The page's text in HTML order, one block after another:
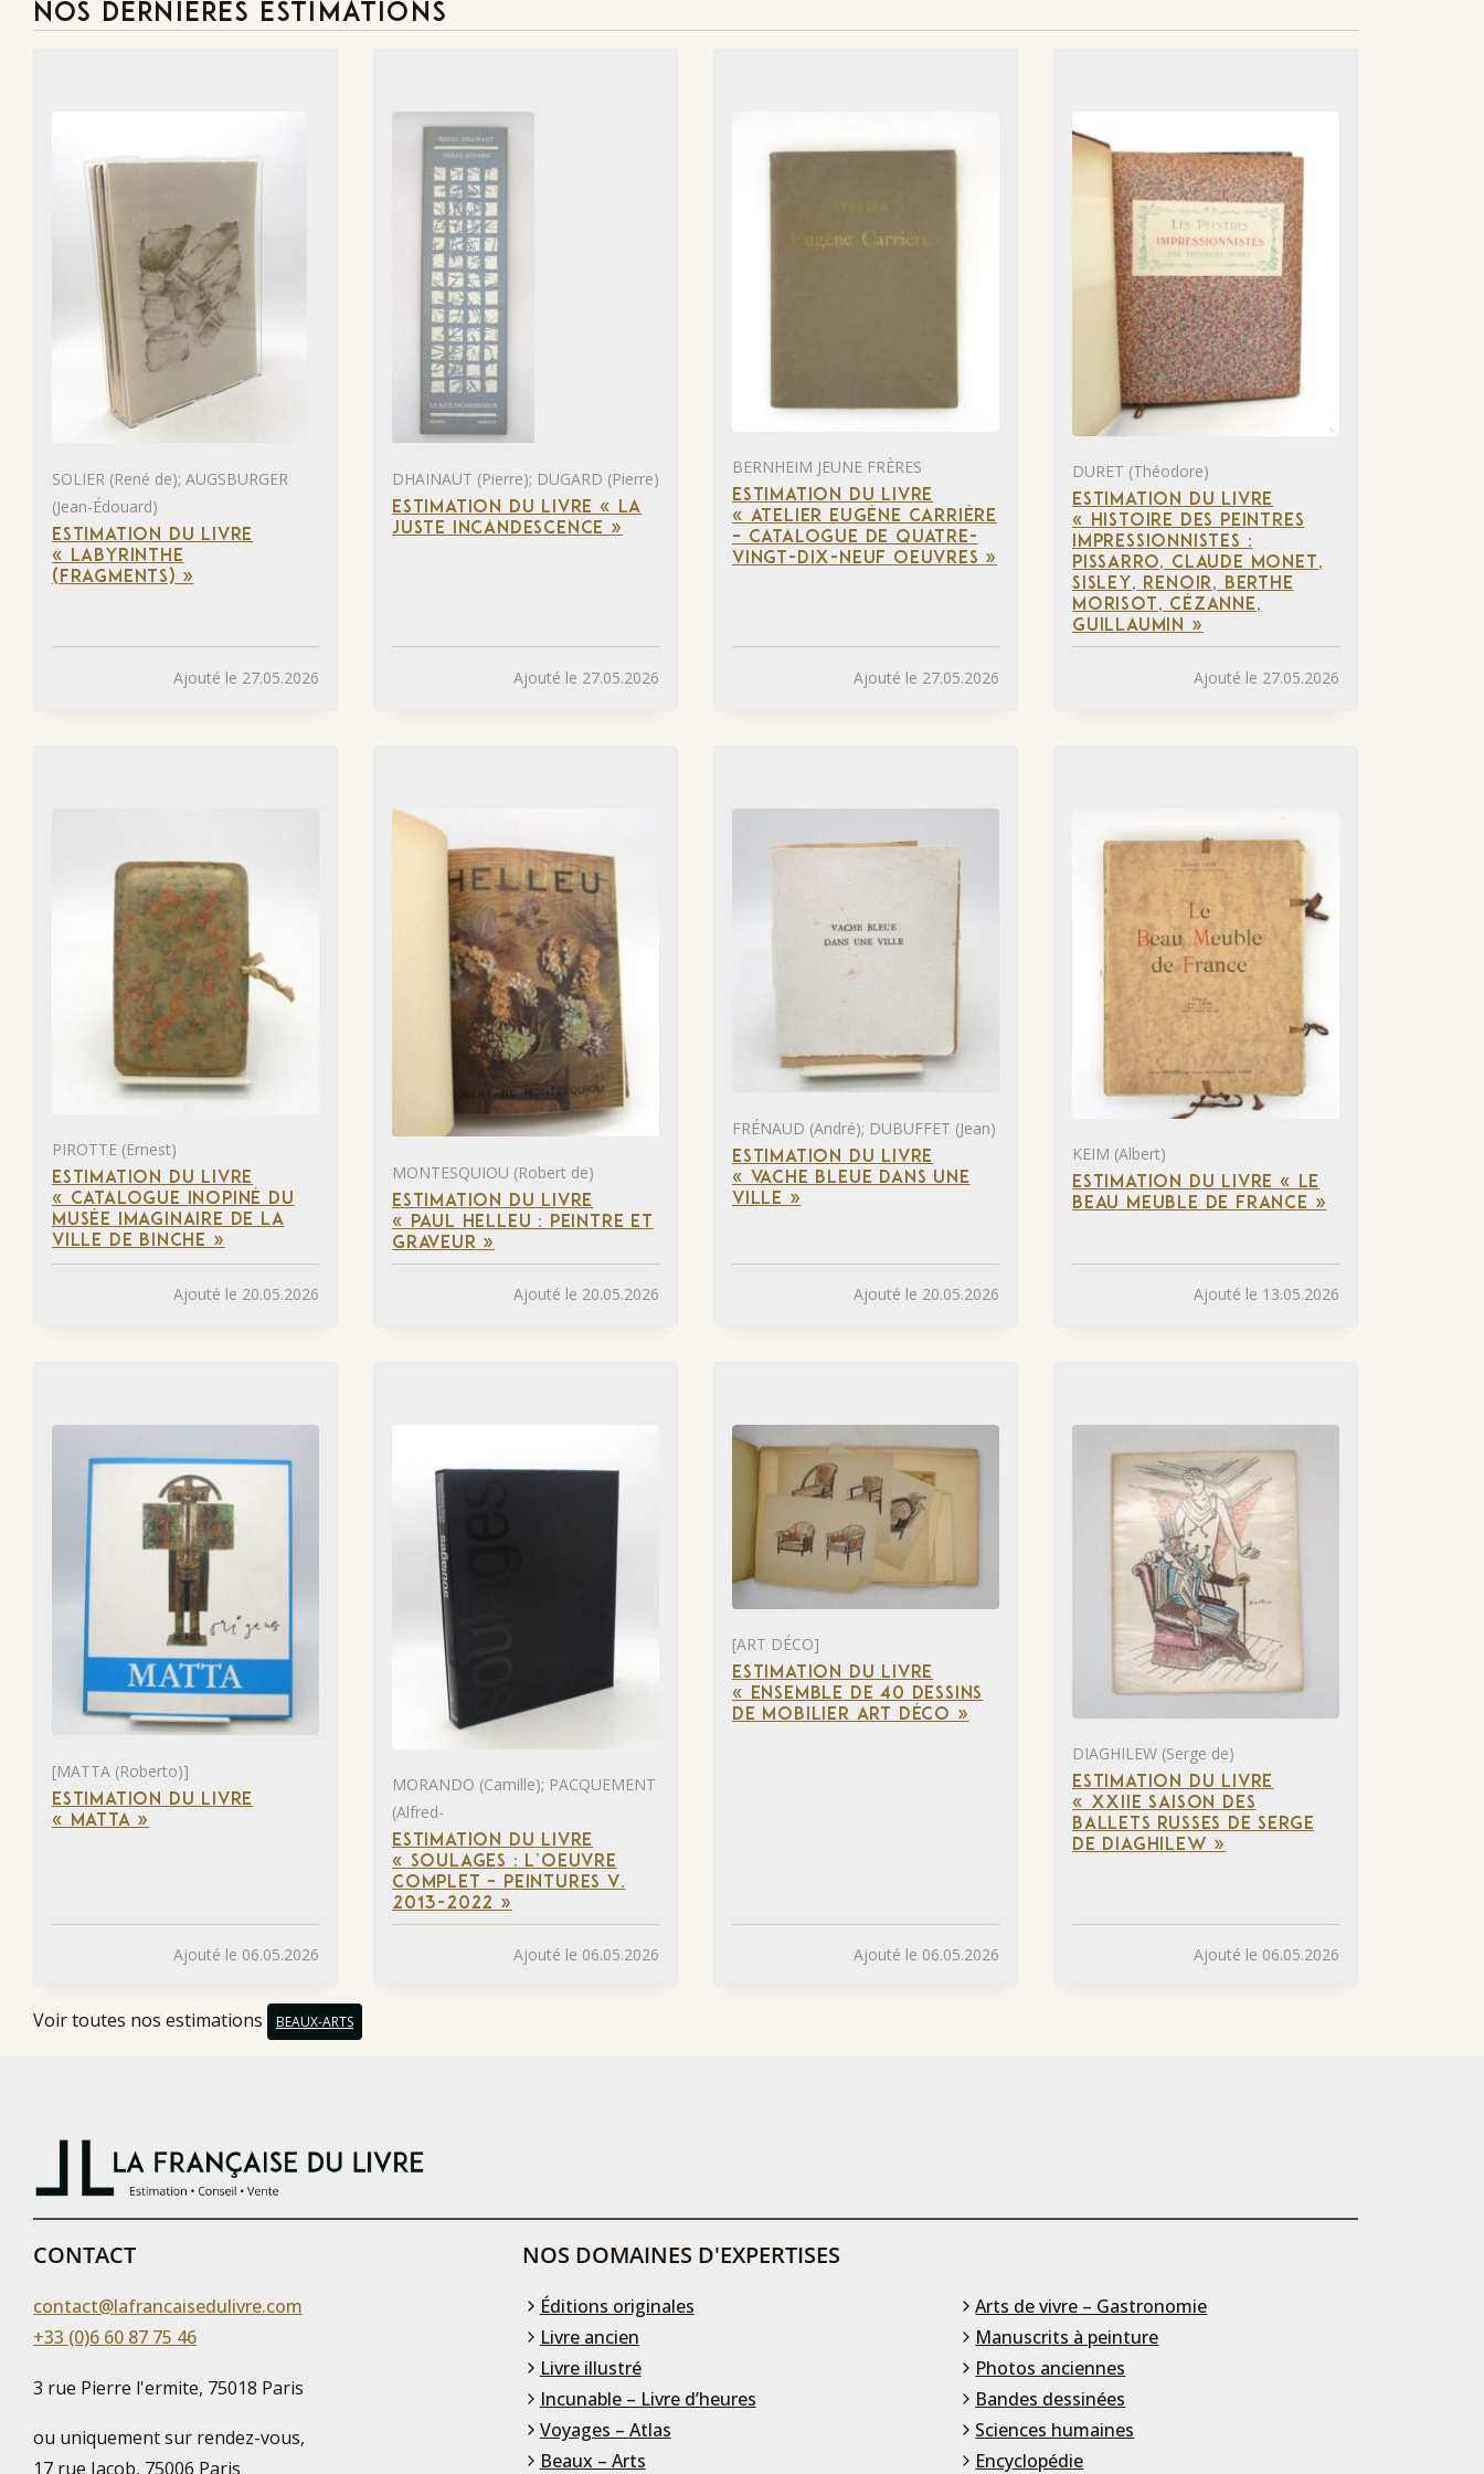
NOS DERNIÈRES ESTIMATIONS
SOLIER (René de); AUGSBURGER
(Jean-Édouard)
ESTIMATION DU LIVRE
« LABYRINTHE
(FRAGMENTS) »
Ajouté le 27.05.2026
DHAINAUT (Pierre); DUGARD (Pierre)
ESTIMATION DU LIVRE « LA
JUSTE INCANDESCENCE »
Ajouté le 27.05.2026
BERNHEIM JEUNE FRÈRES
ESTIMATION DU LIVRE
« ATELIER EUGÈNE CARRIÈRE
– CATALOGUE DE QUATRE-
VINGT-DIX-NEUF OEUVRES »
Ajouté le 27.05.2026
DURET (Théodore)
ESTIMATION DU LIVRE
« HISTOIRE DES PEINTRES
IMPRESSIONNISTES :
PISSARRO, CLAUDE MONET,
SISLEY, RENOIR, BERTHE
MORISOT, CÉZANNE,
GUILLAUMIN »
Ajouté le 27.05.2026
PIROTTE (Ernest)
ESTIMATION DU LIVRE
« CATALOGUE INOPINÉ DU
MUSÉE IMAGINAIRE DE LA
VILLE DE BINCHE »
Ajouté le 20.05.2026
MONTESQUIOU (Robert de)
ESTIMATION DU LIVRE
« PAUL HELLEU : PEINTRE ET
GRAVEUR »
Ajouté le 20.05.2026
FRÉNAUD (André); DUBUFFET (Jean)
ESTIMATION DU LIVRE
« VACHE BLEUE DANS UNE
VILLE »
Ajouté le 20.05.2026
KEIM (Albert)
ESTIMATION DU LIVRE « LE
BEAU MEUBLE DE FRANCE »
Ajouté le 13.05.2026
[MATTA (Roberto)]
ESTIMATION DU LIVRE
« MATTA »
Ajouté le 06.05.2026
MORANDO (Camille); PACQUEMENT
(Alfred-
ESTIMATION DU LIVRE
« SOULAGES : L’OEUVRE
COMPLET – PEINTURES V.
2013-2022 »
Ajouté le 06.05.2026
[ART DÉCO]
ESTIMATION DU LIVRE
« ENSEMBLE DE 40 DESSINS
DE MOBILIER ART DÉCO »
Ajouté le 06.05.2026
DIAGHILEW (Serge de)
ESTIMATION DU LIVRE
« XXIIE SAISON DES
BALLETS RUSSES DE SERGE
DE DIAGHILEW »
Ajouté le 06.05.2026
Voir toutes nos estimations BEAUX-ARTS
CONTACT
contact@lafrancaisedulivre.com
+33 (0)6 60 87 75 46
3 rue Pierre l'ermite, 75018 Paris
ou uniquement sur rendez-vous,
17 rue Jacob, 75006 Paris
NOS DOMAINES D'EXPERTISES
Éditions originales
Livre ancien
Livre illustré
Incunable – Livre d’heures
Voyages – Atlas
Beaux – Arts
Arts de vivre – Gastronomie
Manuscrits à peinture
Photos anciennes
Bandes dessinées
Sciences humaines
Encyclopédie